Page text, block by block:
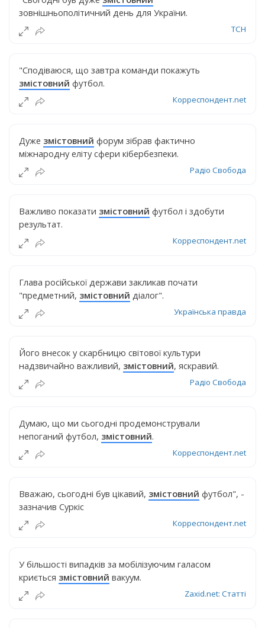
зовнішньополітичний день для України.
ТСН
"Сподіваюся, що завтра команди покажуть
змістовний футбол.
Корреспондент.net
Дуже змістовний форум зібрав фактично
міжнародну еліту сфери кібербезпеки.
Радіо Свобода
Важливо показати змістовний футбол і здобути
результат.
Корреспондент.net
Глава російської держави закликав почати
"предметний, змістовний діалог".
Українська правда
Його внесок у скарбницю світової культури
надзвичайно важливий, змістовний, яскравий.
Радіо Свобода
Думаю, що ми сьогодні продемонстрували
непоганий футбол, змістовний.
Корреспондент.net
Вважаю, сьогодні був цікавий, змістовний футбол", -
зазначив Суркіс
Корреспондент.net
У більшості випадків за мобілізуючим галасом
криється змістовний вакуум.
Zaxid.net: Статті